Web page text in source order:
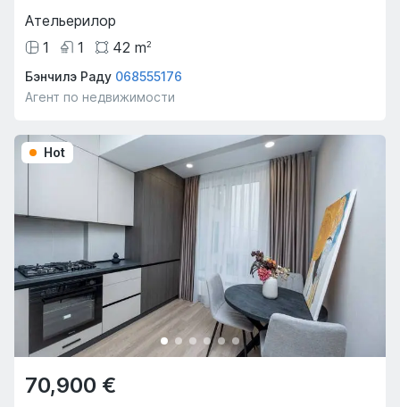
Ательерилор
1
1 42 m2
Бэнчилэ Раду 068555176
Агент по недвижимости
Hot
70,900 €